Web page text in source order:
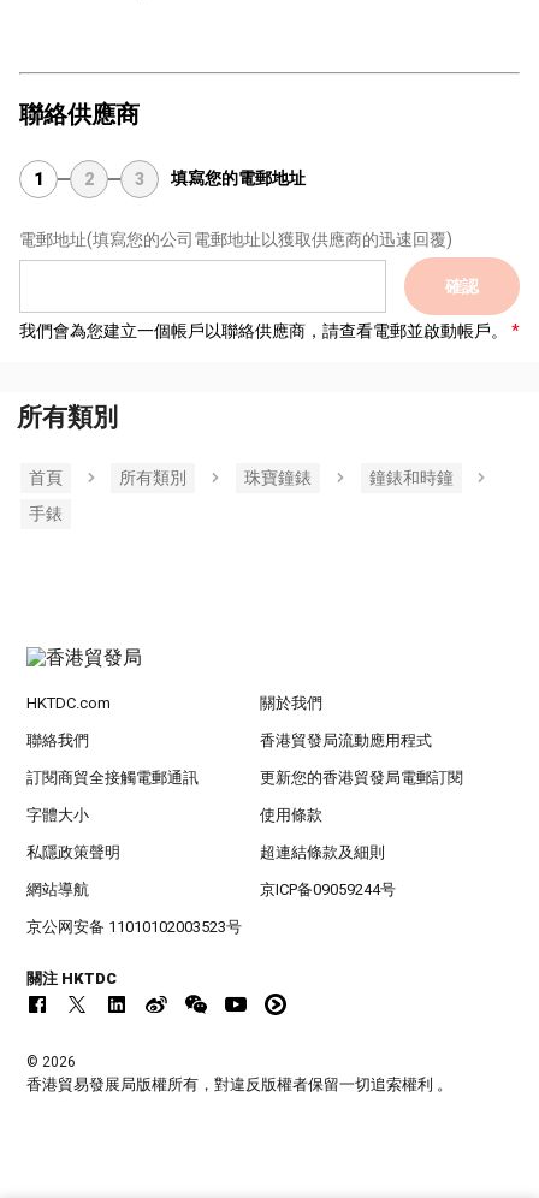
聯絡供應商
1 2 3 填寫您的電郵地址
電郵地址(填寫您的公司電郵地址以獲取供應商的迅速回覆)
確認
我們會為您建立一個帳戶以聯絡供應商，請查看電郵並啟動帳戶。
所有類別
首頁 所有類別 珠寶鐘錶
鐘錶和時鐘
手錶
HKTDC.com 關於我們
聯絡我們 香港貿發局流動應用程式
訂閱商貿全接觸電郵通訊 更新您的香港貿發局電郵訂閱
字體大小 使用條款
私隱政策聲明 超連結條款及細則
網站導航 京ICP备09059244号
京公网安备 11010102003523号
關注 HKTDC
© 2026
香港貿易發展局版權所有，對違反版權者保留一切追索權利 。